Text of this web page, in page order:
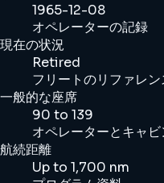
1965-12-08
オペレーターの記録
現在の状況
Retired
フリートのリファレン
一般的な座席
90 to 139
オペレーターとキャ
航続距離
Up to 1,700 nm